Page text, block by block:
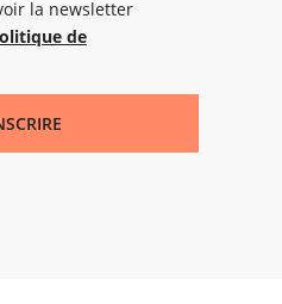
la newsletter
de